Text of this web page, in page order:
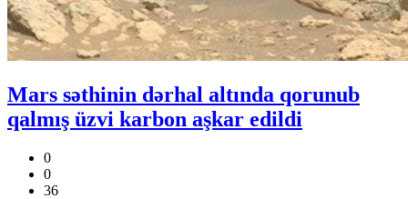
Mars səthinin dərhal altında qorunub
qalmış üzvi karbon aşkar edildi
0
0
36